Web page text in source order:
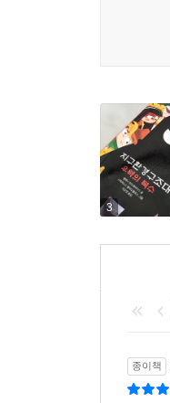
3
종이책